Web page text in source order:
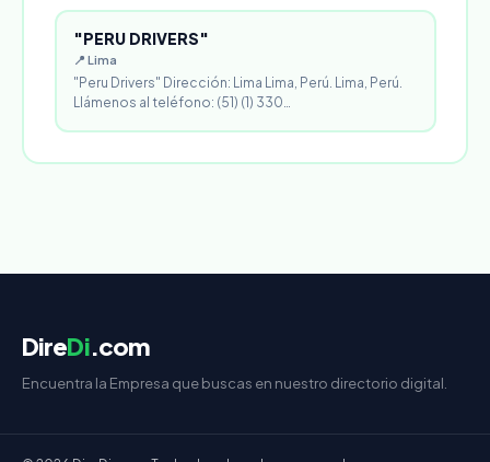
"PERU DRIVERS"
📍 Lima
"Peru Drivers" Dirección: Lima Lima, Perú. Lima, Perú.
Llámenos al teléfono: (51) (1) 330…
DireDi.com
Encuentra la Empresa que buscas en nuestro directorio digital.